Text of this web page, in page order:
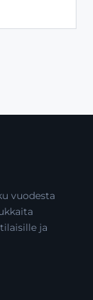
vuodesta
ja